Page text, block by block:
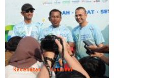
Kesehatan Nasional